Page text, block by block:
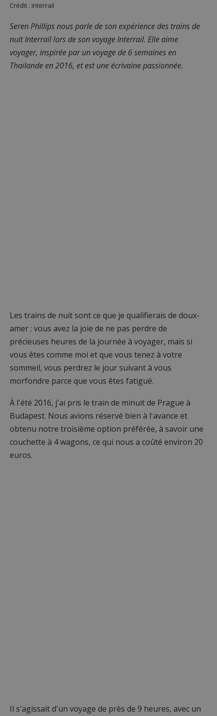
Crédit : Interrail
Seren Phillips nous parle de son expérience des trains de
nuit Interrail lors de son voyage Interrail. Elle aime
voyager, inspirée par un voyage de 6 semaines en
Thaïlande en 2016, et est une écrivaine passionnée.
Les trains de nuit sont ce que je qualifierais de doux-
amer ; vous avez la joie de ne pas perdre de
précieuses heures de la journée à voyager, mais si
vous êtes comme moi et que vous tenez à votre
sommeil, vous perdrez le jour suivant à vous
morfondre parce que vous êtes fatigué.
À l'été 2016, j'ai pris le train de minuit de Prague à
Budapest. Nous avions réservé bien à l'avance et
obtenu notre troisième option préférée, à savoir une
couchette à 4 wagons, ce qui nous a coûté environ 20
euros.
Il s'agissait d'un voyage de près de 9 heures, avec un